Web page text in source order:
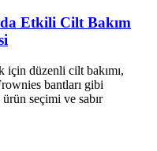
Etkili Cilt Bakım
için düzenli cilt bakımı,
bantları gibi
seçimi ve sabır